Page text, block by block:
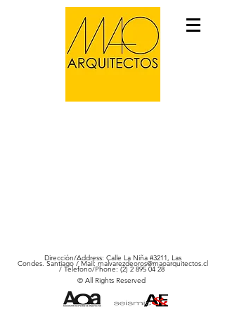
Dirección/Address: Calle La Niña #3211, Las
Condes. Santiago / Mail:malvarezdeoros@maoarquitectos.cl
/ Telefono/Phone: (2) 2895 04 28
© All Rights Reserved